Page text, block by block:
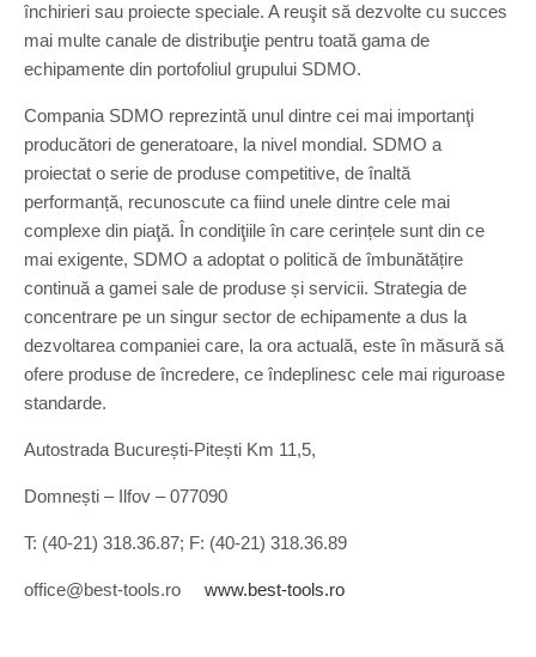
închirieri sau proiecte speciale. A reuşit să dezvolte cu succes
mai multe canale de distribuţie pentru toată gama de
echipamente din portofoliul grupului SDMO.
Compania SDMO reprezintă unul dintre cei mai importanţi
producători de generatoare, la nivel mondial. SDMO a
proiectat o serie de produse competitive, de înaltă
performanță, recunoscute ca fiind unele dintre cele mai
complexe din piaţă. În condiţiile în care cerințele sunt din ce
mai exigente, SDMO a adoptat o politică de îmbunătățire
continuă a gamei sale de produse și servicii. Strategia de
concentrare pe un singur sector de echipamente a dus la
dezvoltarea companiei care, la ora actuală, este în măsură să
ofere produse de încredere, ce îndeplinesc cele mai riguroase
standarde.
Autostrada București-Pitești Km 11,5,
Domnești – Ilfov – 077090
T: (40-21) 318.36.87; F: (40-21) 318.36.89
office@best-tools.ro www.best-tools.ro